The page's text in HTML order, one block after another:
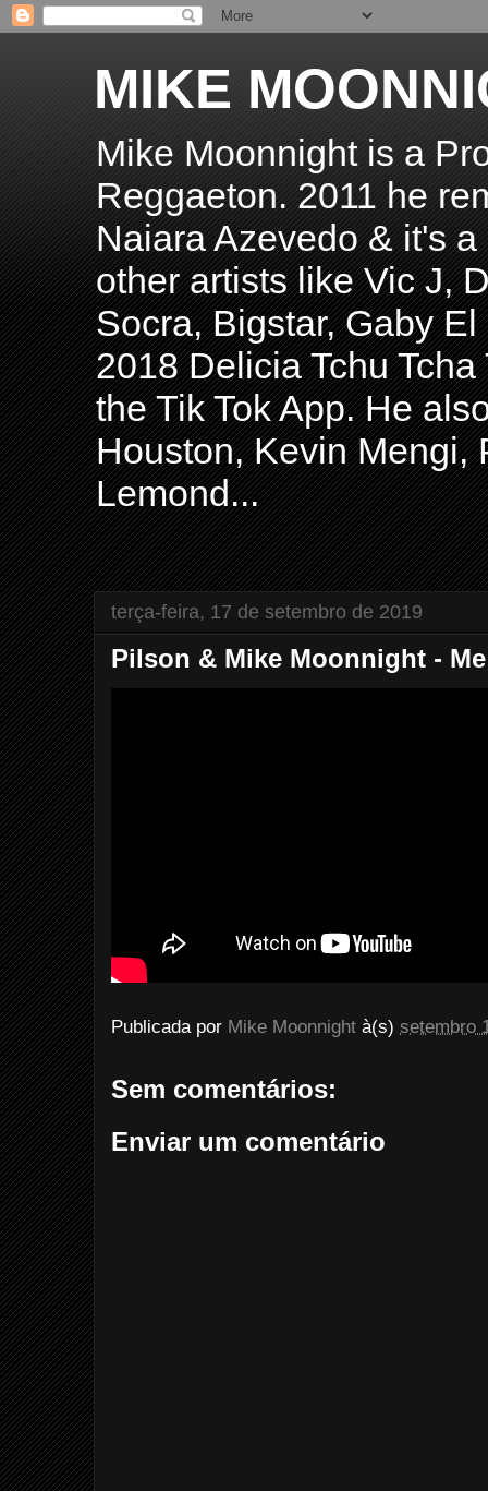
MIKE
Mike Moonnight is a
Reggaeton. 2011 he
Naiara Azevedo & it's
other artists like Vic J,
Socra, Bigstar, Gaby
2018 Delicia Tchu
the Tik Tok App. He
Houston, Kevin Mengi,
Lemond...
terça-feira, 17 de setembro de 2019
Pilson & Mike Moonnight -
Publicada por Mike Moonnight à(s) setembro
Sem comentários:
Enviar um comentário